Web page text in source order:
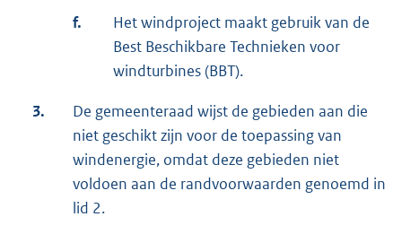
f.
Het windproject maakt gebruik van de
Best Beschikbare Technieken voor
windturbines (BBT).
3.
De gemeenteraad wijst de gebieden aan die
niet geschikt zijn voor de toepassing van
windenergie, omdat deze gebieden niet
voldoen aan de randvoorwaarden genoemd in
lid 2.